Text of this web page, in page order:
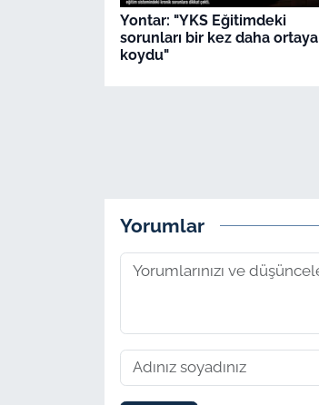
Yontar: "YKS Eğitimdeki
sorunları bir kez daha ortaya
koydu"
Yorumlar